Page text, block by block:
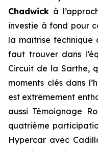
Chadwick à
investie à fond pour
la maîtrise technique
faut trouver dans
Circuit de la Sarthe,
moments clés dans
est extrêmement
aussi Témoignage
quatrième
Hypercar avec